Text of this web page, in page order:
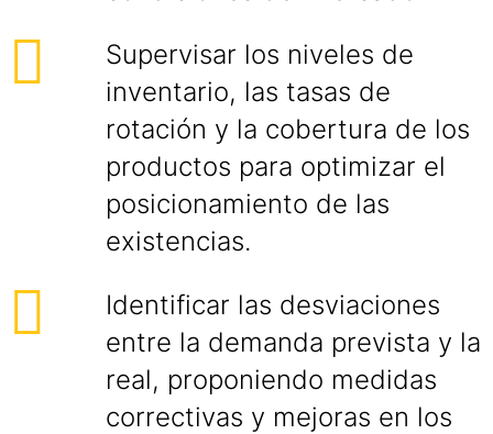
Supervisar los niveles de
inventario, las tasas de
rotación y la cobertura de los
productos para optimizar el
posicionamiento de las
existencias.
Identificar las desviaciones
entre la demanda prevista y la
real, proponiendo medidas
correctivas y mejoras en los